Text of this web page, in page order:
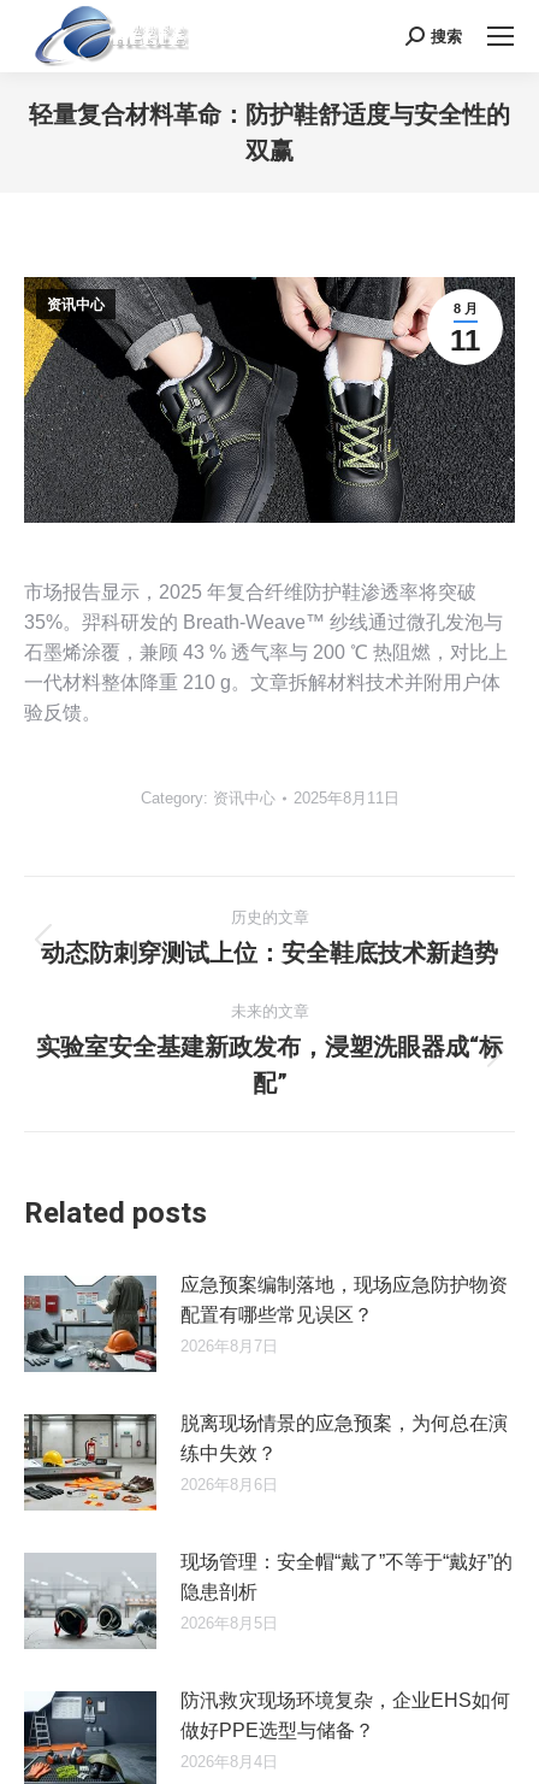
Search:
搜索
轻量复合材料革命：防护鞋舒适度与安全性的
双赢
8 月
11
资讯中心
市场报告显示，2025 年复合纤维防护鞋渗透率将突破
35%。羿科研发的 Breath-Weave™ 纱线通过微孔发泡与
石墨烯涂覆，兼顾 43 % 透气率与 200 ℃ 热阻燃，对比上
一代材料整体降重 210 g。文章拆解材料技术并附用户体
验反馈。
Category: 资讯中心 2025年8月11日
章
航
历史的文章
历
的
文
章：
动态防刺穿测试上位：安全鞋底技术新趋势
未来的文章
来
实验室安全基建新政发布，浸塑洗眼器成“标
配”
Related posts
应急预案编制落地，现场应急防护物资
配置有哪些常见误区？
2026年8月7日
脱离现场情景的应急预案，为何总在演
练中失效？
2026年8月6日
现场管理：安全帽“戴了”不等于“戴好”的
隐患剖析
2026年8月5日
防汛救灾现场环境复杂，企业EHS如何
做好PPE选型与储备？
2026年8月4日